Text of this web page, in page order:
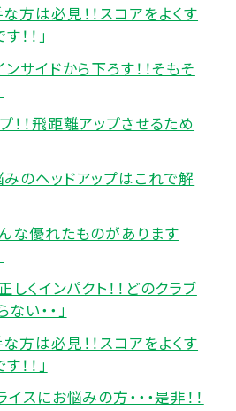
方は必見！！スコアをよくす
！！」
ンサイドから下ろす！！そもそ
！！飛距離アップさせるため
のヘッドアップはこれで解
な優れたものがあります
しくインパクト！！どのクラブ
い・・」
方は必見！！スコアをよくす
！！」
スにお悩みの方・・・是非！！